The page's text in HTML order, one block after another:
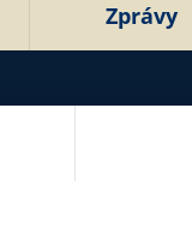
Zprávy